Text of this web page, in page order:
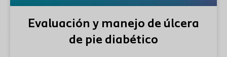
Evaluación y manejo de úlcera
de pie diabético